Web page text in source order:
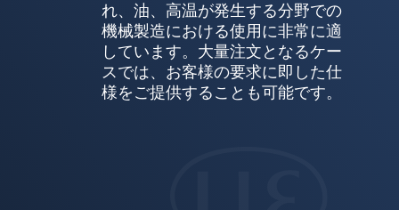
れ、油、高温が発生する分野での
機械製造における使用に非常に適
しています。大量注文となるケー
スでは、お客様の要求に即した仕
様をご提供することも可能です。